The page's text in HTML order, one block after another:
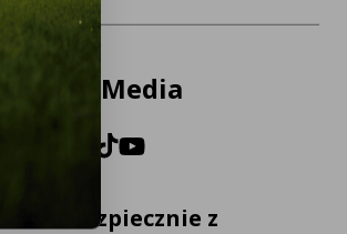
Social Media
Płać bezpiecznie z